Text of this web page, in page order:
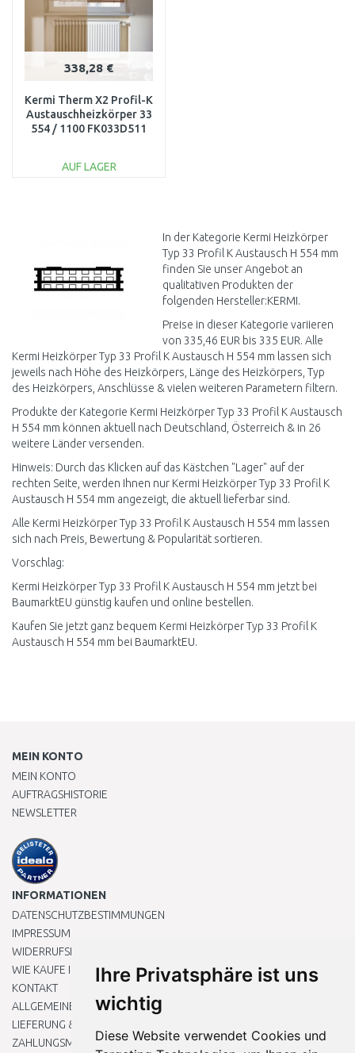
Ihre Privatsphäre ist uns
wichtig
Diese Website verwendet Cookies und
338,28 €
Kermi Therm X2 Profil-K
Austauschheizkörper 33
554 / 1100 FK033D511
AUF LAGER
In der Kategorie Kermi Heizkörper
Typ 33 Profil K Austausch H 554 mm
finden Sie unser Angebot an
qualitativen Produkten der
folgenden Hersteller:KERMI.
Preise in dieser Kategorie variieren
von 335,46 EUR bis 335 EUR. Alle
Kermi Heizkörper Typ 33 Profil K Austausch H 554 mm lassen sich
jeweils nach Höhe des Heizkörpers, Länge des Heizkörpers, Typ
des Heizkörpers, Anschlüsse & vielen weiteren Parametern filtern.
Produkte der Kategorie Kermi Heizkörper Typ 33 Profil K Austausch
H 554 mm können aktuell nach Deutschland, Österreich & in 26
weitere Länder versenden.
Hinweis: Durch das Klicken auf das Kästchen "Lager" auf der
rechten Seite, werden Ihnen nur Kermi Heizkörper Typ 33 Profil K
Austausch H 554 mm angezeigt, die aktuell lieferbar sind.
Alle Kermi Heizkörper Typ 33 Profil K Austausch H 554 mm lassen
sich nach Preis, Bewertung & Popularität sortieren.
Vorschlag:
Kermi Heizkörper Typ 33 Profil K Austausch H 554 mm jetzt bei
BaumarktEU günstig kaufen und online bestellen.
Kaufen Sie jetzt ganz bequem Kermi Heizkörper Typ 33 Profil K
Austausch H 554 mm bei BaumarktEU.
MEIN KONTO
MEIN KONTO
AUFTRAGSHISTORIE
NEWSLETTER
INFORMATIONEN
DATENSCHUTZBESTIMMUNGEN
IMPRESSUM
WIDERRUFSRECHT
WIE KAUFE ICH EIN?
KONTAKT
ALLGEMEINEN GESCHÄFTSBEDINGUNGEN
LIEFERUNG & ZAHLUNG
ZAHLUNGSMETHODEN